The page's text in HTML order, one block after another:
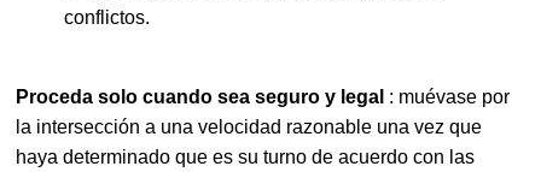
conflictos.
Proceda solo cuando sea seguro y legal : muévase por
la intersección a una velocidad razonable una vez que
haya determinado que es su turno de acuerdo con las